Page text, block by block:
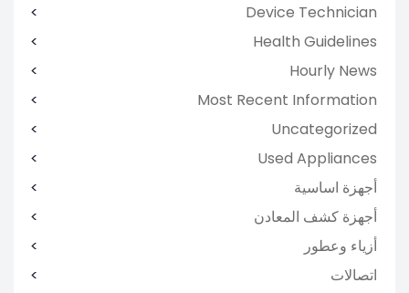
Device Technician
Health Guidelines
Hourly News
Most Recent Information
Uncategorized
Used Appliances
أجهزة اساسية
أجهزة كشف المعادن
أزياء وعطور
اتصالات